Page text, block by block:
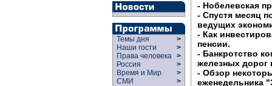
Темы дня
>
Наши гости
>
Права человека >
Россия
>
Время и Мир
>
СМИ
>
- Нобелевская
- Спустя месяц
ведущих
- Как
пенсии.
- Банкротство
железных дорог
- Обзор
еженедельника